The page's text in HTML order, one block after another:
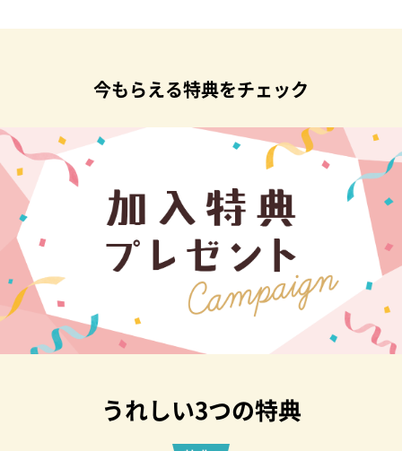
今もらえる特典をチェック
うれしい3つの特典